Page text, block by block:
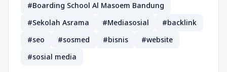
#Boarding School Al Masoem Bandung
#Sekolah Asrama
#Mediasosial
#backlink
#seo
#sosmed #bisnis
#website
#sosial media